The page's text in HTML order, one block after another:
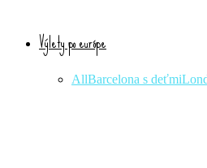
Výlety po európe
AllBarcelona s deťmi